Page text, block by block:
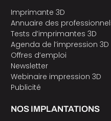
Imprimante 3D
Annuaire des
Tests d’imprimantes 3D
Agenda de l’impression 3D
Offres d’emploi
Newsletter
Webinaire impression 3D
Publicité
NOS IMPLANTATIONS